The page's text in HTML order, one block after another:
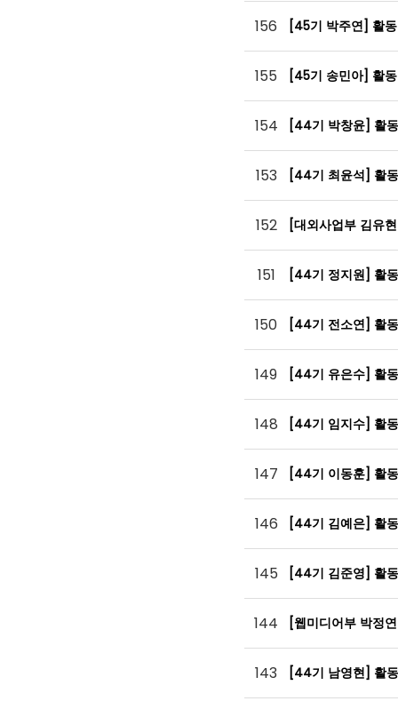
156 [45기 박주연] 활
155 [45기 송민아] 활
154 [44기 박창윤] 활
153 [44기 최윤석] 활
152 [대외사업부 김유
151 [44기 정지원] 활
150 [44기 전소연] 활
149 [44기 유은수] 활
148 [44기 임지수] 활
147 [44기 이동훈] 활
146 [44기 김예은] 활
145 [44기 김준영] 활
144 [웹미디어부 박정
143 [44기 남영현] 활